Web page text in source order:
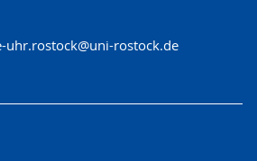
rostock.de